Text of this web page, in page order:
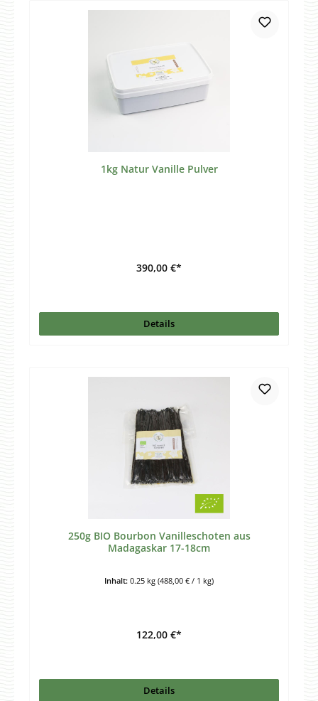
1kg Natur Vanille Pulver
390,00 €*
Details
250g BIO Bourbon Vanilleschoten aus
Madagaskar 17-18cm
Inhalt: 0.25 kg (488,00 € / 1 kg)
122,00 €*
Details